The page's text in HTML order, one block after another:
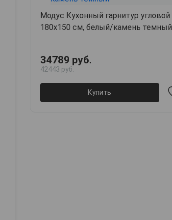
Модус Кухонный гарнитур угловой
180х150 см, белый/камень темный
34789 руб.
42443 руб.
Купить